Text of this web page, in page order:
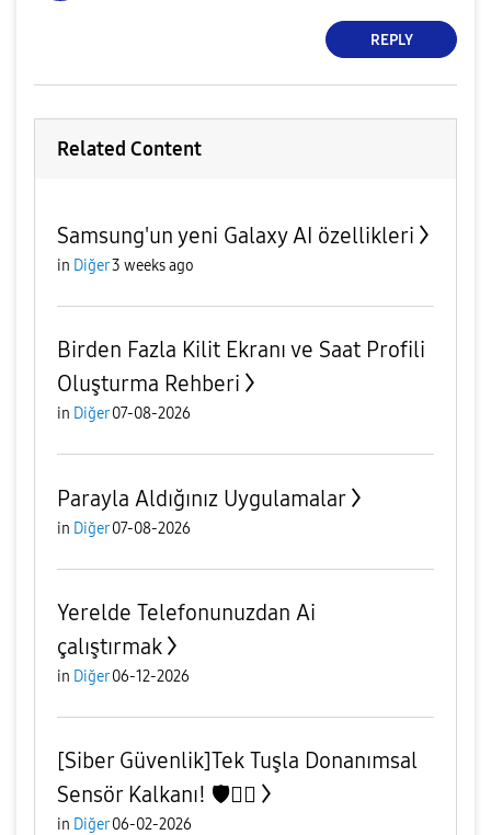
REPLY
Related Content
Samsung'un yeni Galaxy AI özellikleri
in Diğer3 weeks ago
Birden Fazla Kilit Ekranı ve Saat Profili
Oluşturma Rehberi
in Diğer 07-08-2026
Parayla Aldığınız Uygulamalar
in Diğer 07-08-2026
Yerelde Telefonunuzdan Ai
çalıştırmak
in Diğer 06-12-2026
[Siber Güvenlik]Tek Tuşla Donanımsal
Sensör Kalkanı! 🛡️🕵️‍♂️
in Diğer 06-02-2026